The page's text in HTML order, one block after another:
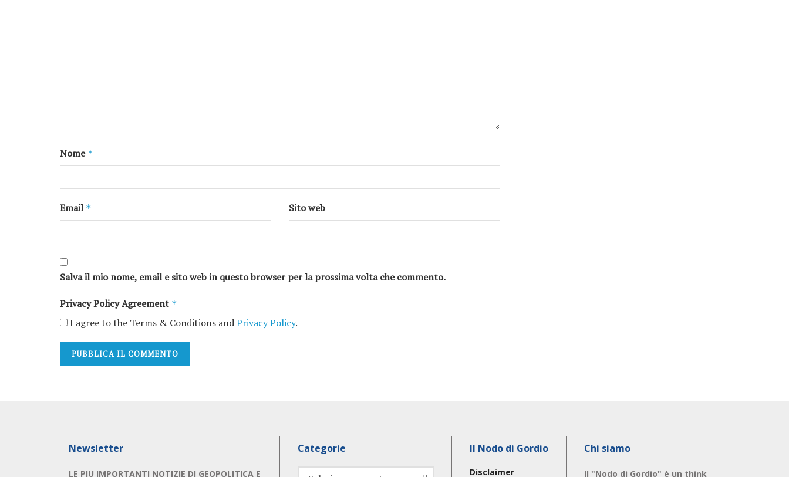
Nome *
Email * Sito web
Salva il mio nome, email e sito web in questo browser per la prossima volta che commento.
Privacy Policy Agreement *
I agree to the Terms & Conditions andPrivacy Policy.
Newsletter
LE PIU IMPORTANTI NOTIZIE DI GEOPOLITICA E
Categorie
Categorie
Il Nodo di Gordio
Disclaimer
Chi siamo
Il "Nodo di Gordio" è un think